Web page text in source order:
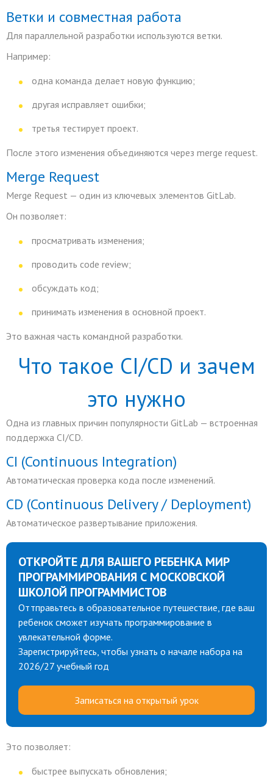
Ветки и совместная работа
Для параллельной разработки используются ветки.
Например:
одна команда делает новую функцию;
другая исправляет ошибки;
третья тестирует проект.
После этого изменения объединяются через merge request.
Merge Request
Merge Request — один из ключевых элементов GitLab.
Он позволяет:
просматривать изменения;
проводить code review;
обсуждать код;
принимать изменения в основной проект.
Это важная часть командной разработки.
Что такое CI/CD и зачем
это нужно
Одна из главных причин популярности GitLab — встроенная
поддержка CI/CD.
CI (Continuous Integration)
Автоматическая проверка кода после изменений.
CD (Continuous Delivery / Deployment)
Автоматическое развертывание приложения.
ОТКРОЙТЕ ДЛЯ ВАШЕГО РЕБЕНКА МИР
ПРОГРАММИРОВАНИЯ С МОСКОВСКОЙ
ШКОЛОЙ ПРОГРАММИСТОВ
Оттправьтесь в образовательное путешествие, где ваш
ребенок сможет изучать программирование в
увлекательной форме.
Зарегистрируйтесь, чтобы узнать о начале набора на
2026/27 учебный год
Записаться на открытый урок
Это позволяет:
быстрее выпускать обновления;